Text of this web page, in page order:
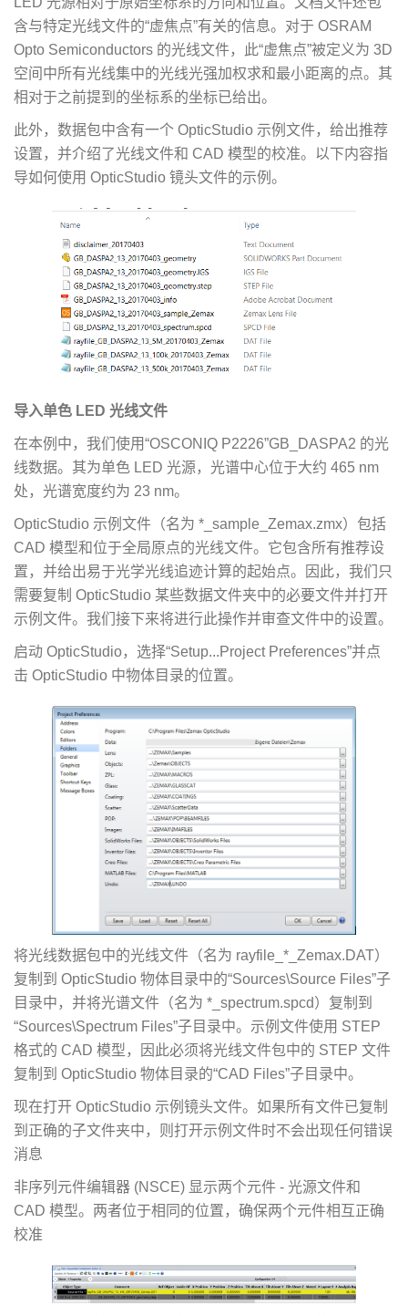
含与特定光线文件的“虚焦点”有关的信息。对于 OSRAM
Opto Semiconductors 的光线文件，此“虚焦点”被定义为 3D
空间中所有光线集中的光线光强加权求和最小距离的点。其
相对于之前提到的坐标系的坐标已给出。
此外，数据包中含有一个 OpticStudio 示例文件，给出推荐
设置，并介绍了光线文件和 CAD 模型的校准。以下内容指
导如何使用 OpticStudio 镜头文件的示例。
导入单色 LED 光线文件
在本例中，我们使用“OSCONIQ P2226”GB_DASPA2 的光
线数据。其为单色 LED 光源，光谱中心位于大约 465 nm
处，光谱宽度约为 23 nm。
OpticStudio 示例文件（名为 *_sample_Zemax.zmx）包括
CAD 模型和位于全局原点的光线文件。它包含所有推荐设
置，并给出易于光学光线追迹计算的起始点。因此，我们只
需要复制 OpticStudio 某些数据文件夹中的必要文件并打开
示例文件。我们接下来将进行此操作并审查文件中的设置。
启动 OpticStudio，选择“Setup...Project Preferences”并点
击 OpticStudio 中物体目录的位置。
将光线数据包中的光线文件（名为 rayfile_*_Zemax.DAT）
复制到 OpticStudio 物体目录中的“Sources\Source Files”子
目录中，并将光谱文件（名为 *_spectrum.spcd）复制到
“Sources\Spectrum Files”子目录中。示例文件使用 STEP
格式的 CAD 模型，因此必须将光线文件包中的 STEP 文件
复制到 OpticStudio 物体目录的“CAD Files”子目录中。
现在打开 OpticStudio 示例镜头文件。如果所有文件已复制
到正确的子文件夹中，则打开示例文件时不会出现任何错误
消息
非序列元件编辑器 (NSCE) 显示两个元件 - 光源文件和
CAD 模型。两者位于相同的位置，确保两个元件相互正确
校准